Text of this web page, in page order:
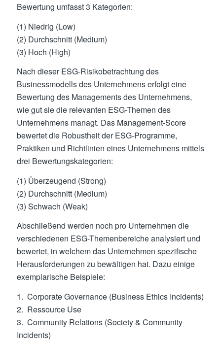
Bewertung umfasst 3 Kategorien:
(1) Niedrig (Low)
(2) Durchschnitt (Medium)
(3) Hoch (High)
Nach dieser ESG-Risikobetrachtung des
Businessmodells des Unternehmens erfolgt eine
Bewertung des Managements des Unternehmens,
wie gut sie die relevanten ESG-Themen des
Unternehmens managt. Das Management-Score
bewertet die Robustheit der ESG-Programme,
Praktiken und Richtlinien eines Unternehmens mittels
drei Bewertungskategorien:
(1) Überzeugend (Strong)
(2) Durchschnitt (Medium)
(3) Schwach (Weak)
Abschließend werden noch pro Unternehmen die
verschiedenen ESG-Themenbereiche analysiert und
bewertet, in welchem das Unternehmen spezifische
Herausforderungen zu bewältigen hat. Dazu einige
exemplarische Beispiele:
1. Corporate Governance (Business Ethics Incidents)
2. Ressource Use
3. Community Relations (Society & Community
Incidents)